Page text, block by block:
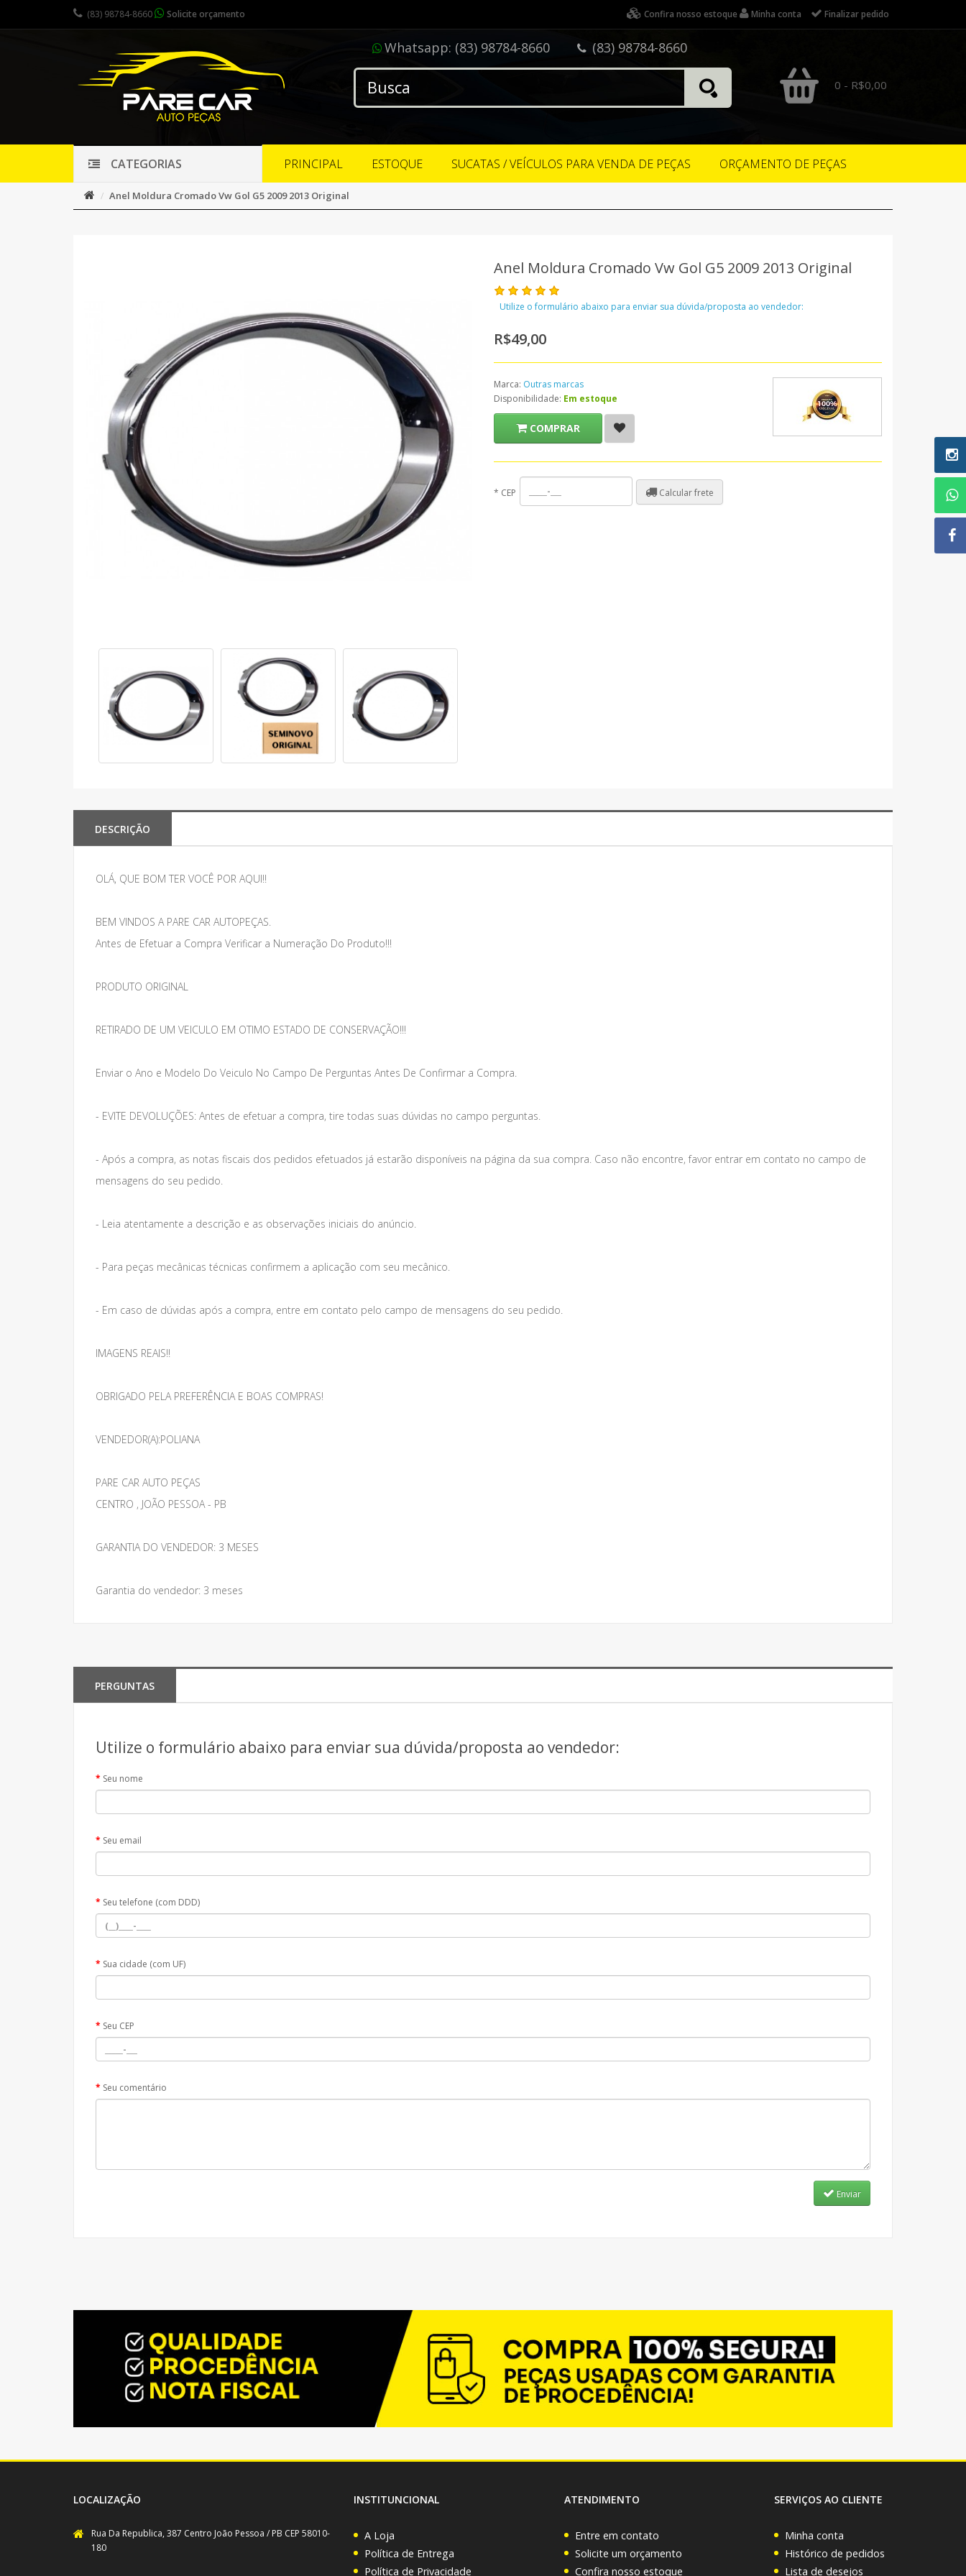
(83) 98784-8660 Solicite orçamento Confira nosso estoque Minha conta Finalizar pedido
Whatsapp: (83) 98784-8660 (83) 98784-8660
0 - R$0,00
CATEGORIAS PRINCIPAL ESTOQUE SUCATAS / VEÍCULOS PARA VENDA DE PEÇAS ORÇAMENTO DE PEÇAS
Anel Moldura Cromado Vw Gol G5 2009 2013 Original
Anel Moldura Cromado Vw Gol G5 2009 2013 Original
Utilize o formulário abaixo para enviar sua dúvida/proposta ao vendedor:
R$49,00
Marca: Outras marcas
Disponibilidade: Em estoque
COMPRAR
* CEP Calcular frete
DESCRIÇÃO
OLÁ, QUE BOM TER VOCÊ POR AQUI!!
BEM VINDOS A PARE CAR AUTOPEÇAS.
Antes de Efetuar a Compra Verificar a Numeração Do Produto!!!
PRODUTO ORIGINAL
RETIRADO DE UM VEICULO EM OTIMO ESTADO DE CONSERVAÇÃO!!!
Enviar o Ano e Modelo Do Veiculo No Campo De Perguntas Antes De Confirmar a Compra.
- EVITE DEVOLUÇÕES: Antes de efetuar a compra, tire todas suas dúvidas no campo perguntas.
- Após a compra, as notas fiscais dos pedidos efetuados já estarão disponíveis na página da sua compra. Caso não encontre, favor entrar em contato no campo de
mensagens do seu pedido.
- Leia atentamente a descrição e as observações iniciais do anúncio.
- Para peças mecânicas técnicas confirmem a aplicação com seu mecânico.
- Em caso de dúvidas após a compra, entre em contato pelo campo de mensagens do seu pedido.
IMAGENS REAIS!!
OBRIGADO PELA PREFERÊNCIA E BOAS COMPRAS!
VENDEDOR(A):POLIANA
PARE CAR AUTO PEÇAS
CENTRO , JOÃO PESSOA - PB
GARANTIA DO VENDEDOR: 3 MESES
Garantia do vendedor: 3 meses
PERGUNTAS
Utilize o formulário abaixo para enviar sua dúvida/proposta ao vendedor:
Seu nome
Seu email
Seu telefone (com DDD)
Sua cidade (com UF)
Seu CEP
Seu comentário
Enviar
LOCALIZAÇÃO
Rua Da Republica, 387 Centro João Pessoa / PB CEP 58010-
180
INSTITUNCIONAL
A Loja
Política de Entrega
Política de Privacidade
ATENDIMENTO
Entre em contato
Solicite um orçamento
Confira nosso estoque
SERVIÇOS AO CLIENTE
Minha conta
Histórico de pedidos
Lista de desejos